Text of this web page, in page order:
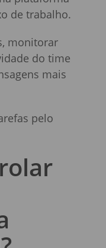
de trabalho.
monitorar
do time
mais
pelo